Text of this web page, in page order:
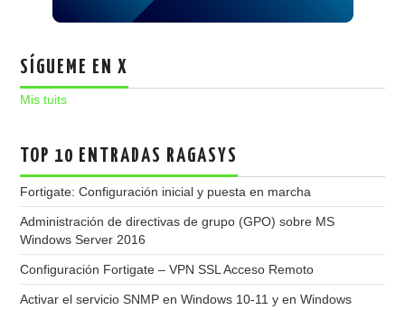
SÍGUEME EN X
Mis tuits
TOP 10 ENTRADAS RAGASYS
Fortigate: Configuración inicial y puesta en marcha
Administración de directivas de grupo (GPO) sobre MS
Windows Server 2016
Configuración Fortigate – VPN SSL Acceso Remoto
Activar el servicio SNMP en Windows 10-11 y en Windows